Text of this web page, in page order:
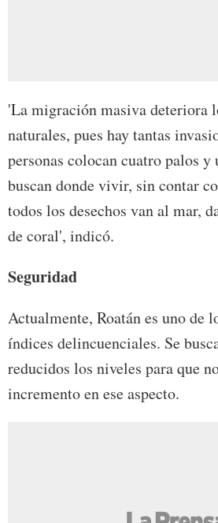
'La migración masiva deteriora
naturales, pues hay tantas
personas colocan cuatro palos
buscan donde vivir, sin contar
todos los desechos van al mar,
de coral', indicó.
Seguridad
Actualmente, Roatán es uno de
índices delincuenciales. Se
reducidos los niveles para que
incremento en ese aspecto.